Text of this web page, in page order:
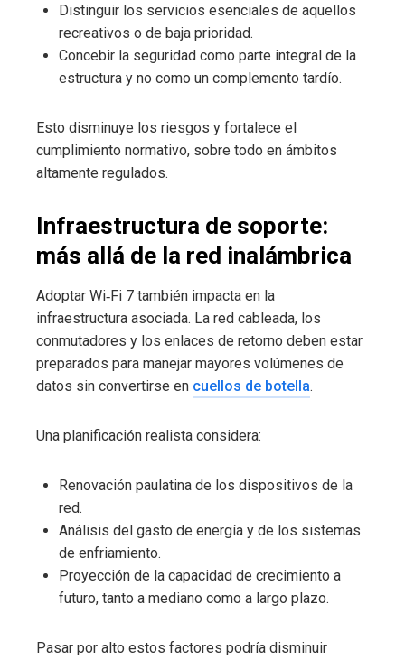
Distinguir los servicios esenciales de aquellos
recreativos o de baja prioridad.
Concebir la seguridad como parte integral de la
estructura y no como un complemento tardío.
Esto disminuye los riesgos y fortalece el
cumplimiento normativo, sobre todo en ámbitos
altamente regulados.
Infraestructura de soporte:
más allá de la red inalámbrica
Adoptar Wi‑Fi 7 también impacta en la
infraestructura asociada. La red cableada, los
conmutadores y los enlaces de retorno deben estar
preparados para manejar mayores volúmenes de
datos sin convertirse en cuellos de botella.
Una planificación realista considera:
Renovación paulatina de los dispositivos de la
red.
Análisis del gasto de energía y de los sistemas
de enfriamiento.
Proyección de la capacidad de crecimiento a
futuro, tanto a mediano como a largo plazo.
Pasar por alto estos factores podría disminuir